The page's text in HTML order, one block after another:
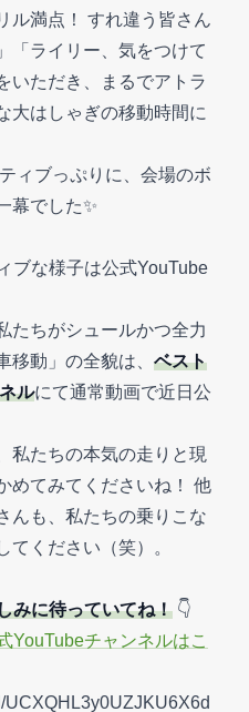
ル満点！ すれ違う皆さん
「ライリー、気をつけて
いただき、まるでアトラ
大はしゃぎの移動時間に
ィブっぷりに、会場のボ
幕でした✨
ブな様子は公式YouTube
たちがシュールかつ全力
移動」の全貌は、 ベスト
ルにて通常動画で近日公
私たちの本気の走りと現
めてみてくださいね！ 他
んも、私たちの乗りこな
てください（笑）。
みに待っていてね！ 👇
YouTubeチャンネルはこ
UCXQHL3y0UZJKU6X6d